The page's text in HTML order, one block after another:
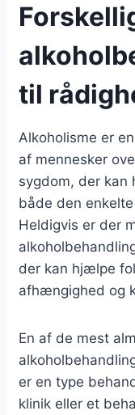
til
Alkoholisme er
af mennesker
sygdom, der kan
både den
Heldigvis er der
der kan hjælpe
afhængighed og
En af de mest
er en type
klinik eller et